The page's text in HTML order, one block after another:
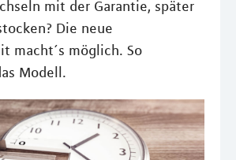
mit der Garantie, später
Die neue
macht´s möglich. So
Modell.